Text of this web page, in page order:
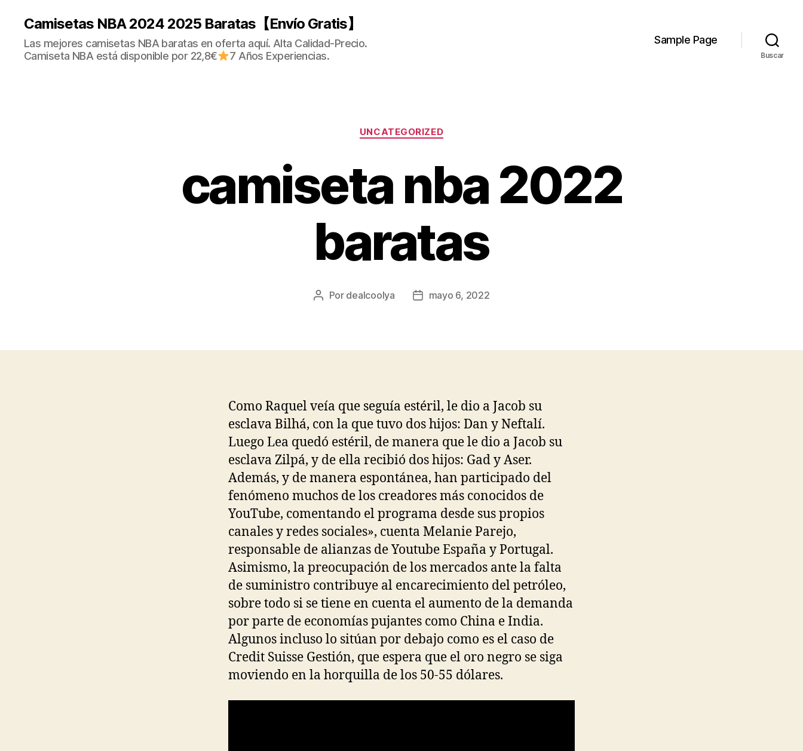
Camisetas NBA 2024 2025 Baratas【Envío Gratis】
Las mejores camisetas NBA baratas en oferta aquí. Alta Calidad-Precio.
Camiseta NBA está disponible por 22,8€
7 Años Experiencias.
Sample Page
Buscar
Categorías
UNCATEGORIZED
camiseta nba 2022
baratas
Autor
Por dealcoolya
Fechamayo 6, 2022
Como Raquel veía que seguía estéril, le dio a Jacob su
esclava Bilhá, con la que tuvo dos hijos: Dan y Neftalí.
Luego Lea quedó estéril, de manera que le dio a Jacob su
esclava Zilpá, y de ella recibió dos hijos: Gad y Aser.
Además, y de manera espontánea, han participado del
fenómeno muchos de los creadores más conocidos de
YouTube, comentando el programa desde sus propios
canales y redes sociales», cuenta Melanie Parejo,
responsable de alianzas de Youtube España y Portugal.
Asimismo, la preocupación de los mercados ante la falta
de suministro contribuye al encarecimiento del petróleo,
sobre todo si se tiene en cuenta el aumento de la demanda
por parte de economías pujantes como China e India.
Algunos incluso lo sitúan por debajo como es el caso de
Credit Suisse Gestión, que espera que el oro negro se siga
moviendo en la horquilla de los 50-55 dólares.